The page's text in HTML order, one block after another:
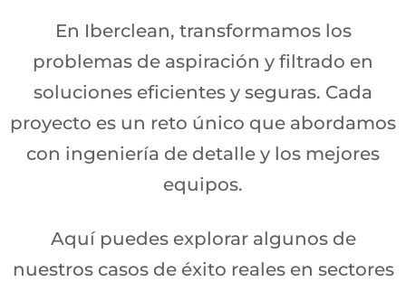
En Iberclean, transformamos los
problemas de aspiración y filtrado en
soluciones eficientes y seguras. Cada
proyecto es un reto único que abordamos
con ingeniería de detalle y los mejores
equipos.
Aquí puedes explorar algunos de
nuestros casos de éxito reales en sectores